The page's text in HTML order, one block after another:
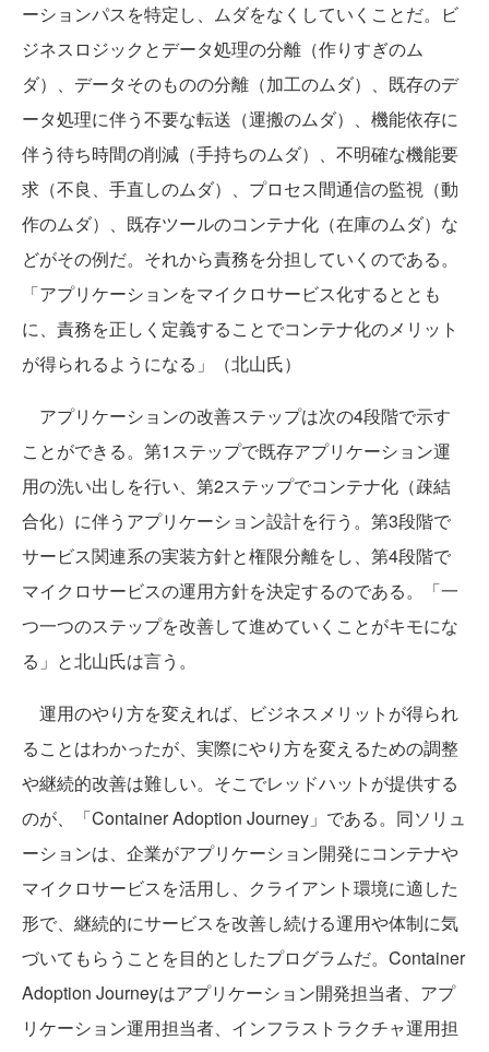
ーションパスを特定し、ムダをなくしていくことだ。ビ
ジネスロジックとデータ処理の分離（作りすぎのム
ダ）、データそのものの分離（加工のムダ）、既存のデ
ータ処理に伴う不要な転送（運搬のムダ）、機能依存に
伴う待ち時間の削減（手持ちのムダ）、不明確な機能要
求（不良、手直しのムダ）、プロセス間通信の監視（動
作のムダ）、既存ツールのコンテナ化（在庫のムダ）な
どがその例だ。それから責務を分担していくのである。
「アプリケーションをマイクロサービス化するととも
に、責務を正しく定義することでコンテナ化のメリット
が得られるようになる」（北山氏）
アプリケーションの改善ステップは次の4段階で示す
ことができる。第1ステップで既存アプリケーション運
用の洗い出しを行い、第2ステップでコンテナ化（疎結
合化）に伴うアプリケーション設計を行う。第3段階で
サービス関連系の実装方針と権限分離をし、第4段階で
マイクロサービスの運用方針を決定するのである。「一
つ一つのステップを改善して進めていくことがキモにな
る」と北山氏は言う。
運用のやり方を変えれば、ビジネスメリットが得られ
ることはわかったが、実際にやり方を変えるための調整
や継続的改善は難しい。そこでレッドハットが提供する
のが、「Container Adoption Journey」である。同ソリュ
ーションは、企業がアプリケーション開発にコンテナや
マイクロサービスを活用し、クライアント環境に適した
形で、継続的にサービスを改善し続ける運用や体制に気
づいてもらうことを目的としたプログラムだ。Container
Adoption Journeyはアプリケーション開発担当者、アプ
リケーション運用担当者、インフラストラクチャ運用担